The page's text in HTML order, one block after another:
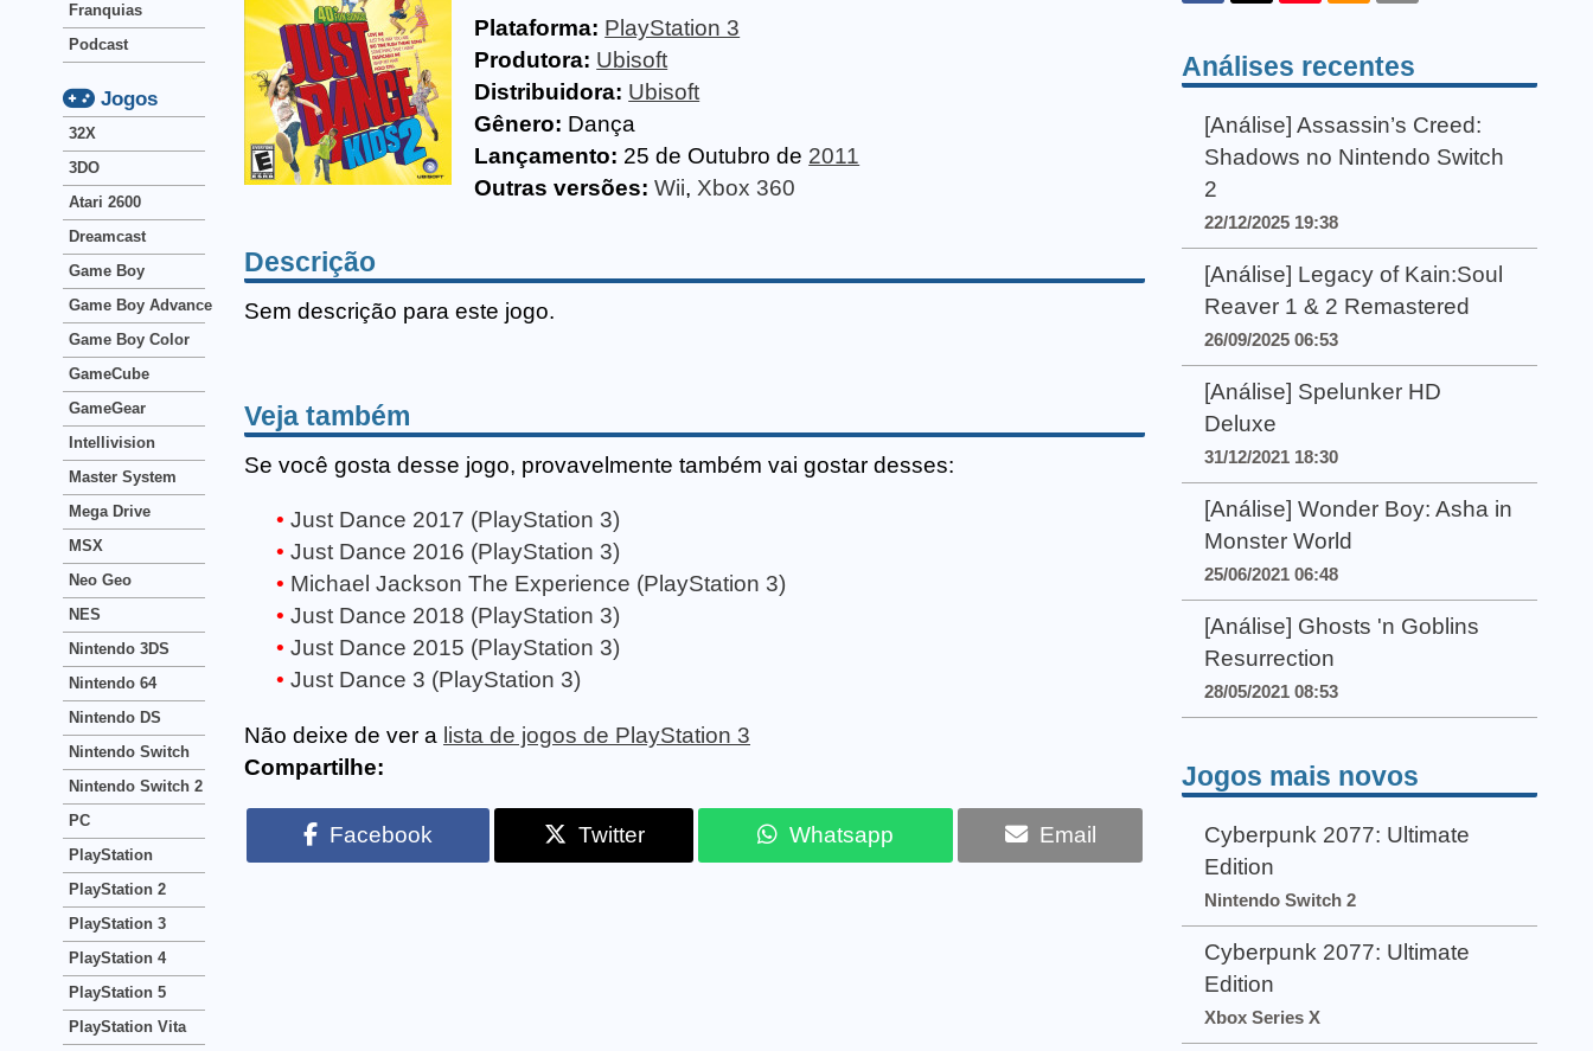
Plataforma: PlayStation 3
Produtora: Ubisoft
Distribuidora: Ubisoft
Gênero: Dança
Lançamento: 25 de Outubro de 2011
Outras versões: Wii, Xbox 360
Descrição
Sem descrição para este jogo.
Veja também
Se você gosta desse jogo, provavelmente também vai gostar desses:
Just Dance 2017 (PlayStation 3)
Just Dance 2016 (PlayStation 3)
Michael Jackson The Experience (PlayStation 3)
Just Dance 2018 (PlayStation 3)
Just Dance 2015 (PlayStation 3)
Just Dance 3 (PlayStation 3)
Não deixe de ver a lista de jogos de PlayStation 3
Compartilhe:
Facebook Twitter Whatsapp Email
Franquias
Podcast
Jogos
32X
3DO
Atari 2600
Dreamcast
Game Boy
Game Boy Advance
Game Boy Color
GameCube
GameGear
Intellivision
Master System
Mega Drive
MSX
Neo Geo
NES
Nintendo 3DS
Nintendo 64
Nintendo DS
Nintendo Switch
Nintendo Switch 2
PC
PlayStation
PlayStation 2
PlayStation 3
PlayStation 4
PlayStation 5
PlayStation Vita
Análises recentes
[Análise] Assassin’s Creed:
Shadows no Nintendo Switch
2
22/12/2025 19:38
[Análise] Legacy of Kain:Soul
Reaver 1 & 2 Remastered
26/09/2025 06:53
[Análise] Spelunker HD
Deluxe
31/12/2021 18:30
[Análise] Wonder Boy: Asha in
Monster World
25/06/2021 06:48
[Análise] Ghosts 'n Goblins
Resurrection
28/05/2021 08:53
Jogos mais novos
Cyberpunk 2077: Ultimate
Edition
Nintendo Switch 2
Cyberpunk 2077: Ultimate
Edition
Xbox Series X